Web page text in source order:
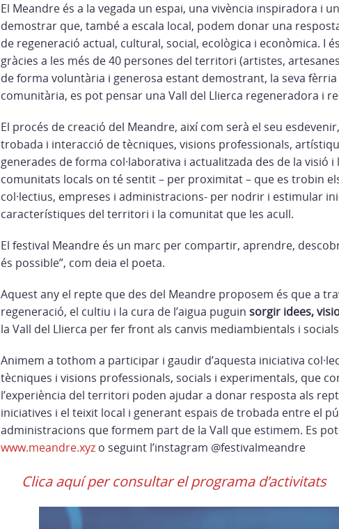
El Meandre és a la vegada un espai, una vivència inspiradora i
demostrar que, també a escala local, podem donar una
de regeneració actual, cultural, social, ecològica i econòmica. I
gràcies a les més de 40 persones del territori (artistes,
de forma voluntària i generosa estant demostrant, la seva
comunitària, es pot pensar una Vall del Llierca regeneradora i
El procés de creació del Meandre, així com serà el seu
trobada i interacció de tècniques, visions professionals,
generades de forma col·laborativa i actualitzada des de la visió i
comunitats locals on té sentit – per proximitat – que es trobin
col·lectius, empreses i administracions- per nodrir i estimular
característiques del territori i la comunitat que les acull.
El festival Meandre és un marc per compartir, aprendre,
és possible”, com deia el poeta.
Aquest any el repte que des del Meandre proposem és que a
regeneració, el cultiu i la cura de l’aigua puguin sorgir idees,
la Vall del Llierca per fer front als canvis mediambientals i
Animem a tothom a participar i gaudir d’aquesta iniciativa
tècniques i visions professionals, socials i experimentals, que
l’experiència del territori poden ajudar a donar resposta als
iniciatives i el teixit local i generant espais de trobada entre el
administracions que formem part de la Vall que estimem. Es
www.meandre.xyz o seguint l’instagram @festivalmeandre
Clica aquí per consultar el programa d’activitats